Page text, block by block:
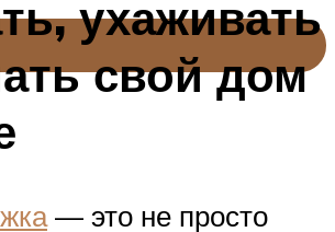
ухаживать
свой дом
— это не просто